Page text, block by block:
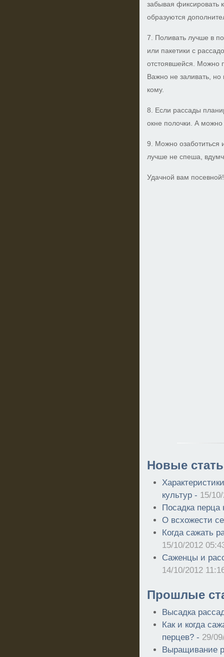
забывая фиксировать
образуются
7. Поливать лучше в
или пакетики с
отстоявшейся. Можно
Важно не заливать,
кому.
8. Если рассады
окне полочки. А
9. Можно озаботиться
лучше не спеша,
Удачной вам посевной!
Новые
культур - 15/
Посадка
О всхожести
Когда сажать
15/10/2012
Саженцы и
14/10/2012
Прошлые
Высадка
Как и когда
перцев? - 29/
Выращивание